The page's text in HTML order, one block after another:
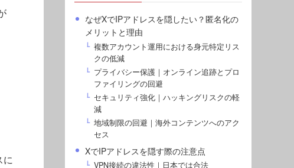
に
なぜXでIPアドレスを隠したい？匿名化の
メリットと理由
複数アカウント運用における身元特定リス
クの低減
プライバシー保護｜オンライン追跡とプロ
ファイリングの回避
セキュリティ強化｜ハッキングリスクの軽
減
地域制限の回避｜海外コンテンツへのアク
セス
XでIPアドレスを隠す際の注意点
VPN接続の違法性｜日本では合法